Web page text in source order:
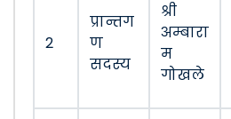
2
प्रान्तग
ण
सदस्य
श्री
अम्बारा
म
गोखले